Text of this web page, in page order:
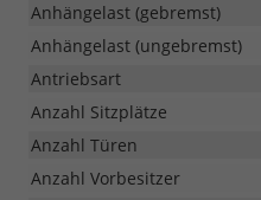
Anhängelast (gebremst)
Anhängelast (ungebremst)
Antriebsart
Anzahl Sitzplätze
Anzahl Türen
Anzahl Vorbesitzer